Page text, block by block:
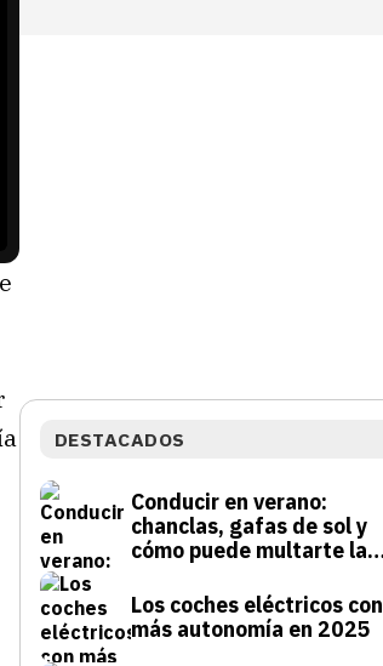
DESTACADOS
Conducir en verano:
chanclas, gafas de sol y
cómo puede multarte la
Los coches eléctricos con
más autonomía en 2025